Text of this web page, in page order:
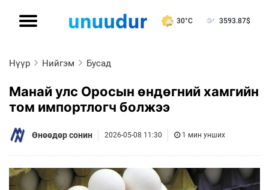
30°C 3593.87$
Нүүр Нийгэм Бусад
Манай улс Оросын өндөгний хамгийн
том импортлогч болжээ
Өнөөдөр сонин 2026-05-08 11:30 1 мин унших